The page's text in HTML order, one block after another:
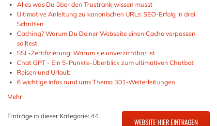
Alles was Du über den Trustrank wissen musst
Ultimative Anleitung zu kanonischen URLs: SEO-Erfolg in drei
Schritten
Caching? Warum Du Deiner Webseite einen Cache verpassen
solltest
SSL-Zertifizierung: Warum sie unverzichtbar ist
Chat GPT - Ein 5-Punkte-Überblick zum ultimativen Chatbot
Reisen und Urlaub
6 wichtige Infos rund ums Thema 301-Weiterleitungen
Mehr
Einträge in dieser Kategorie: 44